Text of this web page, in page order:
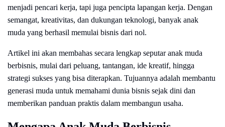
menjadi pencari kerja, tapi juga pencipta lapangan kerja. Dengan
semangat, kreativitas, dan dukungan teknologi, banyak anak
muda yang berhasil memulai bisnis dari nol.
Artikel ini akan membahas secara lengkap seputar anak muda
berbisnis, mulai dari peluang, tantangan, ide kreatif, hingga
strategi sukses yang bisa diterapkan. Tujuannya adalah membantu
generasi muda untuk memahami dunia bisnis sejak dini dan
memberikan panduan praktis dalam membangun usaha.